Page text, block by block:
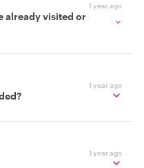
1 year ago
already visited or
1 year ago
1 year ago